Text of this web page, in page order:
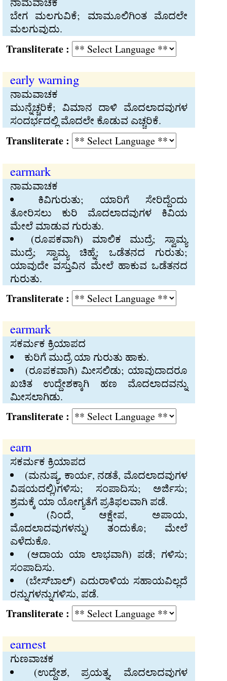
ಬೇಗ ಮಲಗುವಿಕೆ; ಮಾಮೂಲಿಗಿಂತ ಮೊದಲೇ
ಮಲಗುವುದು.
:
early warning
ನಾಮವಾಚಕ
ಮುನ್ನೆಚ್ಚರಿಕೆ; ವಿಮಾನ ದಾಳಿ ಮೊದಲಾದವುಗಳ
ಸಂದರ್ಭದಲ್ಲಿ ಮೊದಲೇ ಕೊಡುವ ಎಚ್ಚರಿಕೆ.
:
earmark
ನಾಮವಾಚಕ
ಕಿವಿಗುರುತು; ಯಾರಿಗೆ ಸೇರಿದ್ದೆಂದು
ತೋರಿಸಲು ಕುರಿ ಮೊದಲಾದವುಗಳ ಕಿವಿಯ
ಮೇಲೆ ಮಾಡುವ ಗುರುತು.
(ರೂಪಕವಾಗಿ) ಮಾಲಿಕ ಮುದ್ರೆ; ಸ್ವಾಮ್ಯ
ಮುದ್ರೆ; ಸ್ವಾಮ್ಯ ಚಿಹ್ನೆ; ಒಡೆತನದ ಗುರುತು;
ಯಾವುದೇ ವಸ್ತುವಿನ ಮೇಲೆ ಹಾಕುವ ಒಡೆತನದ
ಗುರುತು.
:
earmark
ಸಕರ್ಮಕ ಕ್ರಿಯಾಪದ
ಕುರಿಗೆ ಮುದ್ರೆ ಯಾ ಗುರುತು ಹಾಕು.
(ರೂಪಕವಾಗಿ) ಮೀಸಲಿಡು; ಯಾವುದಾದರೂ
ಖಚಿತ ಉದ್ದೇಶಕ್ಕಾಗಿ ಹಣ ಮೊದಲಾದವನ್ನು
ಮೀಸಲಾಗಿಡು.
:
earn
ಸಕರ್ಮಕ ಕ್ರಿಯಾಪದ
(ಮನುಷ್ಯ, ಕಾರ್ಯ, ನಡತೆ, ಮೊದಲಾದವುಗಳ
ವಿಷಯದಲ್ಲಿ)ಗಳಿಸು; ಸಂಪಾದಿಸು; ಅರ್ಜಿಸು;
ಶ್ರಮಕ್ಕೆ ಯಾ ಯೋಗ್ಯತೆಗೆ ಪ್ರತಿಫಲವಾಗಿ ಪಡೆ.
(ನಿಂದೆ, ಆಕ್ಷೇಪ, ಅಪಾಯ,
ಮೊದಲಾದವುಗಳನ್ನು) ತಂದುಕೊ; ಮೇಲೆ
ಎಳೆದುಕೊ.
(ಆದಾಯ ಯಾ ಲಾಭವಾಗಿ) ಪಡೆ; ಗಳಿಸು;
ಸಂಪಾದಿಸು.
(ಬೇಸ್‍ಬಾಲ್‍) ಎದುರಾಳಿಯ ಸಹಾಯವಿಲ್ಲದೆ
ರನ್ನುಗಳನ್ನುಗಳಿಸು, ಪಡೆ.
:
earnest
ಗುಣವಾಚಕ
(ಉದ್ದೇಶ, ಪ್ರಯತ್ನ, ಮೊದಲಾದವುಗಳ